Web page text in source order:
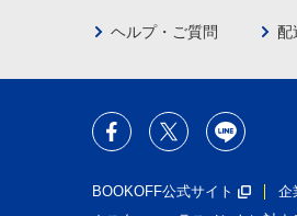
ヘルプ・ご質問 配
BOOKOFF公式サイト 企